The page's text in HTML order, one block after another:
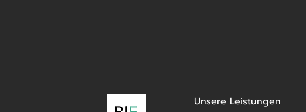
Unsere Leistungen